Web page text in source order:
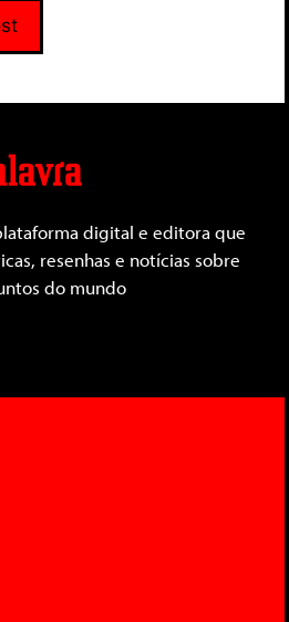
digital e editora que
resenhas e notícias sobre
do mundo